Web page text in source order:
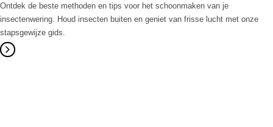
Ontdek de beste methoden en tips voor het schoonmaken van je
insectenwering. Houd insecten buiten en geniet van frisse lucht met onze
stapsgewijze gids.